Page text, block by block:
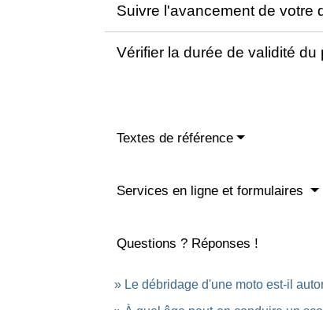
Suivre l'avancement de votre
Vérifier la durée de validité du
Textes de référence
Services en ligne et formulaires
Questions ? Réponses !
Le débridage d'une moto est-il